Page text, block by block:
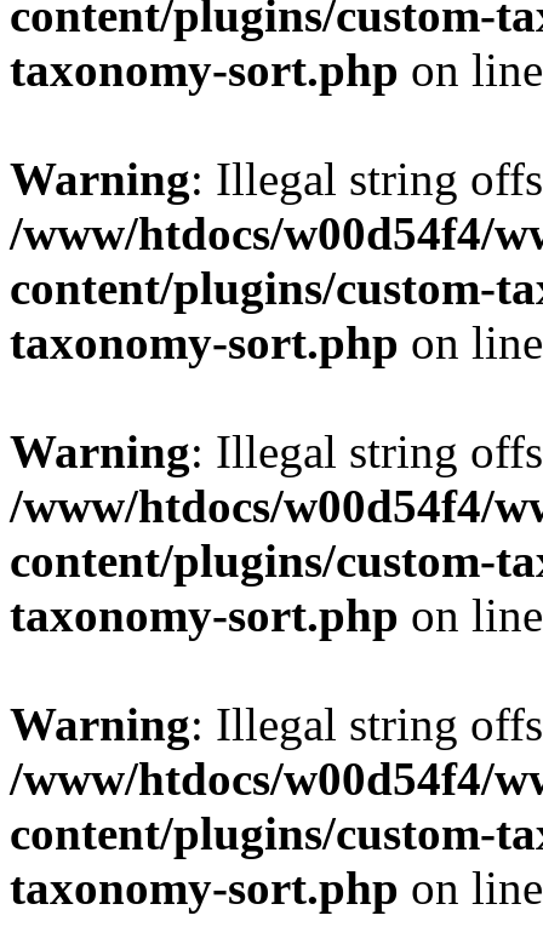
content/plugins/custom-
taxonomy-sort.php on
Warning: Illegal string
/www/htdocs/w00d54f4/
content/plugins/custom-
taxonomy-sort.php on
Warning: Illegal string
/www/htdocs/w00d54f4/
content/plugins/custom-
taxonomy-sort.php on
Warning: Illegal string
/www/htdocs/w00d54f4/
content/plugins/custom-
taxonomy-sort.php on